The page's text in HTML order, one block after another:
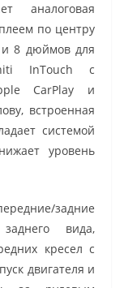
аналоговая
по центру
и 8 дюймов для
InTouch c
CarPlay и
встроенная
системой
уровень
задние
вида,
кресел с
двигателя и